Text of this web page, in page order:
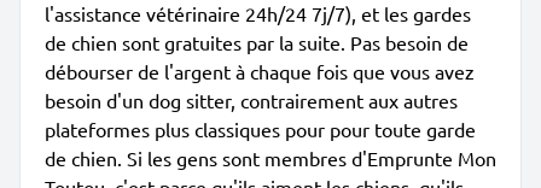
l'assistance vétérinaire 24h/24 7j/7), et les gardes
de chien sont gratuites par la suite. Pas besoin de
débourser de l'argent à chaque fois que vous avez
besoin d'un dog sitter, contrairement aux autres
plateformes plus classiques pour pour toute garde
de chien. Si les gens sont membres d'Emprunte Mon